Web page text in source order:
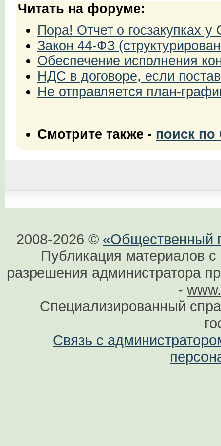
Читать на форуме:
Пора! Отчет о
Закон 44-ФЗ
Обеспечение исполнения
НДС в договоре, если
Не отправляется план-
Смотрите также - поиск
2008-2026 © «Общественный
Публикация материалов
разрешения администратора
-
Специализированный
Связь с